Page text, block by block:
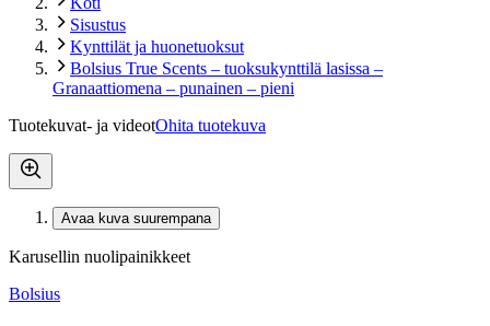
Sisustus
Kynttilät ja huonetuoksut
Bolsius True Scents – tuoksukynttilä lasissa –
Granaattiomena – punainen – pieni
Tuotekuvat- ja videotOhita tuotekuva
Avaa kuva suurempana
Karusellin nuolipainikkeet
Bolsius